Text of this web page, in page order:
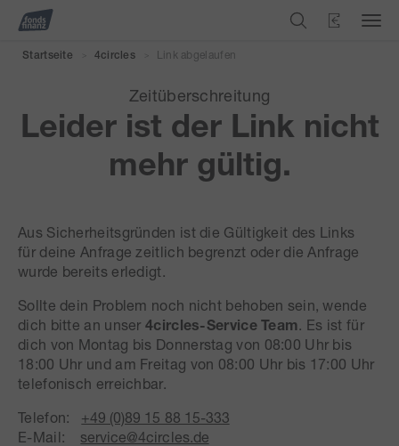
Startseite > 4circles > Link abgelaufen
Zeitüberschreitung
Leider ist der Link nicht
mehr gültig.
Aus Sicherheitsgründen ist die Gültigkeit des Links
für deine Anfrage zeitlich begrenzt oder die Anfrage
wurde bereits erledigt.
Sollte dein Problem noch nicht behoben sein, wende
dich bitte an unser4circles-Service Team. Es ist für
dich von Montag bis Donnerstag von 08:00 Uhr bis
18:00 Uhr und am Freitag von 08:00 Uhr bis 17:00 Uhr
telefonisch erreichbar.
Telefon: +49 (0)89 15 88 15-333
E-Mail: service@4circles.de